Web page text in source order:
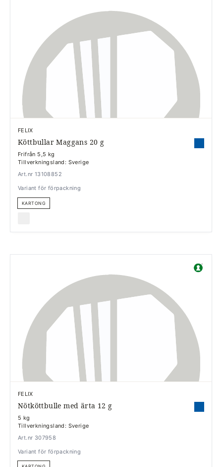
FELIX
Köttbullar Maggans 20 g
Frifrån 5,5 kg
Tillverkningsland: Sverige
Art.nr 13108852
Variant för förpackning
KARTONG
FELIX
Nötköttbulle med ärta 12 g
5 kg
Tillverkningsland: Sverige
Art.nr 307958
Variant för förpackning